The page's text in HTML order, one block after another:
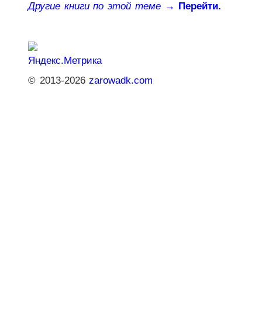
Другие книги по этой теме → Перейти.
© 2013-2026zarowadk.com